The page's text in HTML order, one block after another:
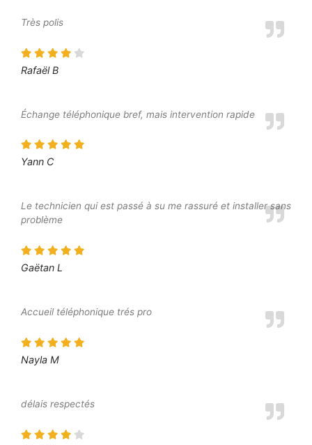
Très polis
Rafaël B
Échange téléphonique bref, mais intervention rapide
Yann C
Le technicien qui est passé à su me rassuré et installer sans
problème
Gaëtan L
Accueil téléphonique trés pro
Nayla M
délais respectés